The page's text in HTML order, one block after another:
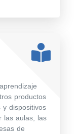
productos
y dispositivos
las aulas, las
de